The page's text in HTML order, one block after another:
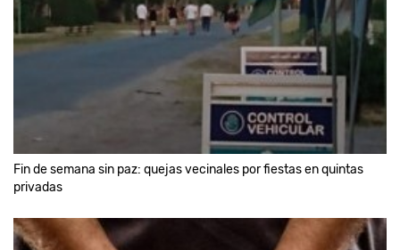
Fin de semana sin paz: quejas vecinales por fiestas en quintas
privadas